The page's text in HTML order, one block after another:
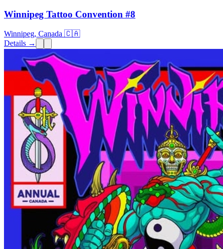
Winnipeg Tattoo Convention #8
Winnipeg, Canada 🇨🇦
Details →